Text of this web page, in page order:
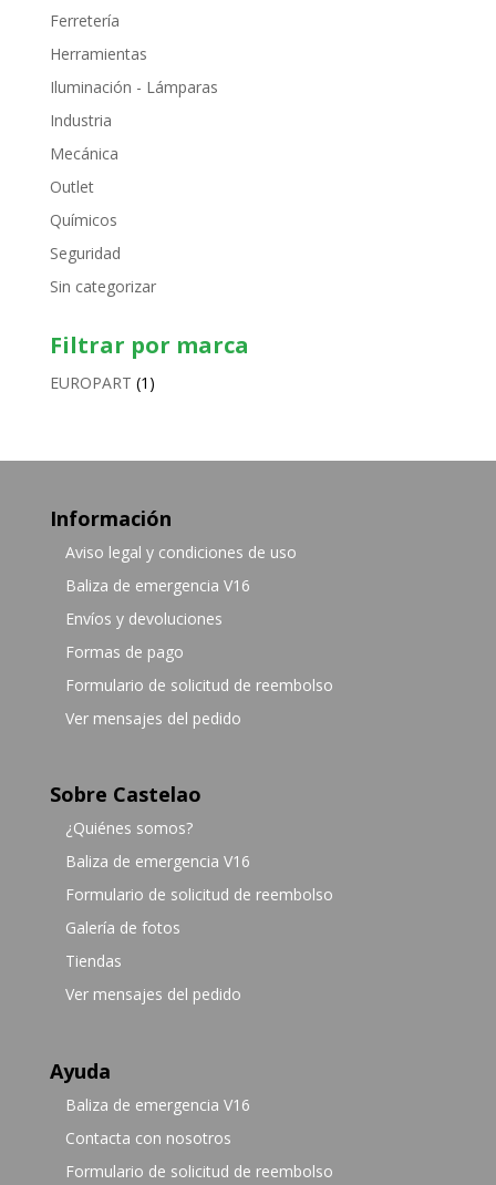
Ferretería
Herramientas
Iluminación - Lámparas
Industria
Mecánica
Outlet
Químicos
Seguridad
Sin categorizar
Filtrar por marca
EUROPART (1)
Información
Aviso legal y condiciones de uso
Baliza de emergencia V16
Envíos y devoluciones
Formas de pago
Formulario de solicitud de reembolso
Ver mensajes del pedido
Sobre Castelao
¿Quiénes somos?
Baliza de emergencia V16
Formulario de solicitud de reembolso
Galería de fotos
Tiendas
Ver mensajes del pedido
Ayuda
Baliza de emergencia V16
Contacta con nosotros
Formulario de solicitud de reembolso